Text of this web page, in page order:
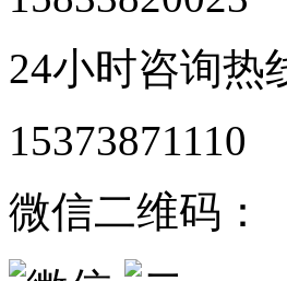
24小时咨询热
15373871110
微信二维码：